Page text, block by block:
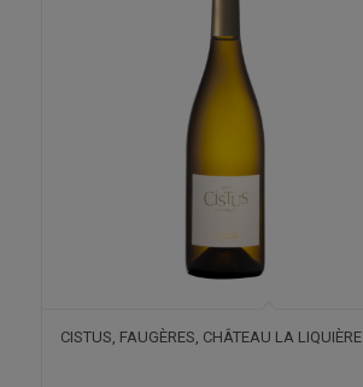
CISTUS, FAUGÈRES, CHÂTEAU LA LIQUIÈRE